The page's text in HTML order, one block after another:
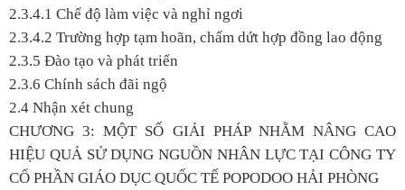
2.3.4.1 Chế độ làm việc và nghỉ ngơi
2.3.4.2 Trường hợp tạm hoãn, chấm dứt hợp đồng lao động
2.3.5 Đào tạo và phát triển
2.3.6 Chính sách đãi ngộ
2.4 Nhận xét chung
CHƯƠNG 3: MỘT SỐ GIẢI PHÁP NHẰM NÂNG CAO
HIỆU QUẢ SỬ DỤNG NGUỒN NHÂN LỰC TẠI CÔNG TY
CỔ PHẦN GIÁO DỤC QUỐC TẾ POPODOO HẢI PHÒNG